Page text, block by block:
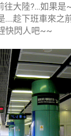
往大陸?...如果
....趁下班車來之
快閃人吧~~